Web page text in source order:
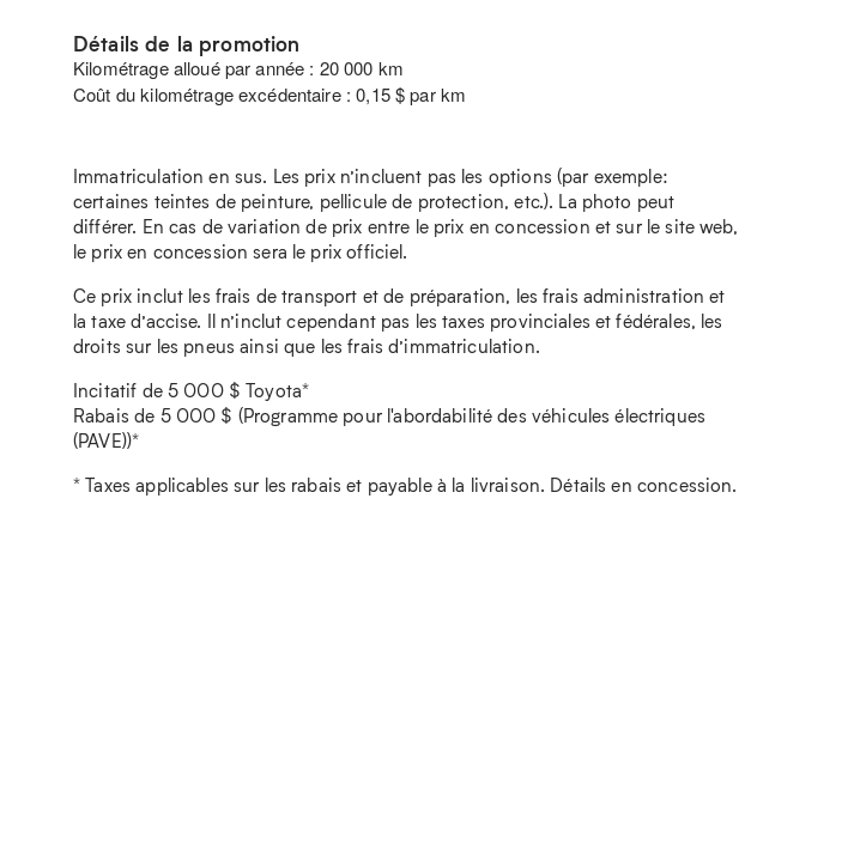
Détails de la promotion
Kilométrage alloué par année : 20 000 km
Coût du kilométrage excédentaire : 0,15 $ par km
Immatriculation en sus. Les prix n’incluent pas les options (par exemple:
certaines teintes de peinture, pellicule de protection, etc.). La photo peut
différer. En cas de variation de prix entre le prix en concession et sur le site web,
le prix en concession sera le prix officiel.
Ce prix inclut les frais de transport et de préparation, les frais administration et
la taxe d’accise. Il n’inclut cependant pas les taxes provinciales et fédérales, les
droits sur les pneus ainsi que les frais d’immatriculation.
Incitatif de 5 000 $ Toyota*
Rabais de 5 000 $ (Programme pour l'abordabilité des véhicules électriques
(PAVE))*
* Taxes applicables sur les rabais et payable à la livraison. Détails en concession.